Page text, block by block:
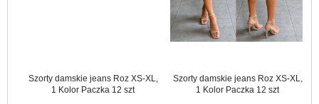
Szorty damskie jeans Roz XS-XL,
1 Kolor Paczka 12 szt
Szorty damskie jeans Roz XS-XL,
1 Kolor Paczka 12 szt